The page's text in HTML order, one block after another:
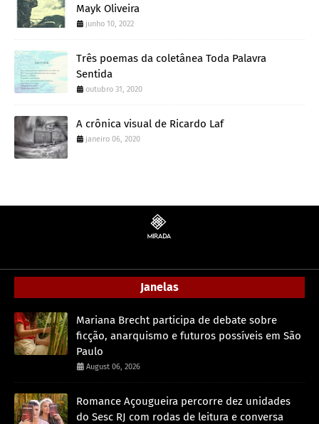
Mayk Oliveira
junho 10, 2022
Três poemas da coletânea Toda Palavra
Sentida
outubro 31, 2020
A crônica visual de Ricardo Laf
janeiro 06, 2020
Janelas
Mariana Brecht participa de debate sobre
ficção, anarquismo e futuros possíveis em São
Paulo
August 06, 2026
Romance Açougueira percorre dez unidades
do Sesc RJ com rodas de leitura e conversa